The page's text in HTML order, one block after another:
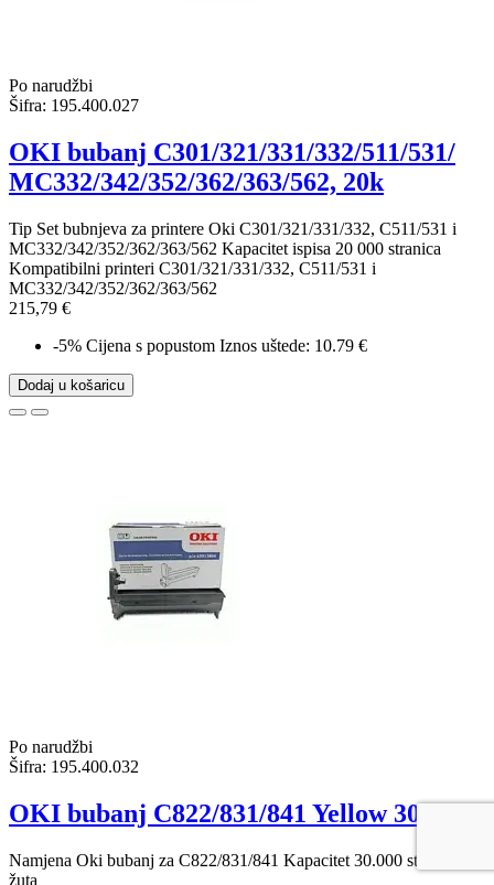
Po narudžbi
Šifra: 195.400.027
OKI bubanj C301/321/331/332/511/531/
MC332/342/352/362/363/562, 20k
Tip Set bubnjeva za printere Oki C301/321/331/332, C511/531 i
MC332/342/352/362/363/562 Kapacitet ispisa 20 000 stranica
Kompatibilni printeri C301/321/331/332, C511/531 i
MC332/342/352/362/363/562
215,79 €
-5% Cijena s popustom Iznos uštede: 10.79 €
Dodaj u košaricu
Po narudžbi
Šifra: 195.400.032
OKI bubanj C822/831/841 Yellow 30k
Namjena Oki bubanj za C822/831/841 Kapacitet 30.000 str. Boja
žuta